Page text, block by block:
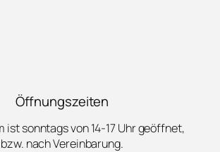
Öffnungszeiten
ist sonntags von 14-17 Uhr geöffnet,
bzw. nach Vereinbarung.